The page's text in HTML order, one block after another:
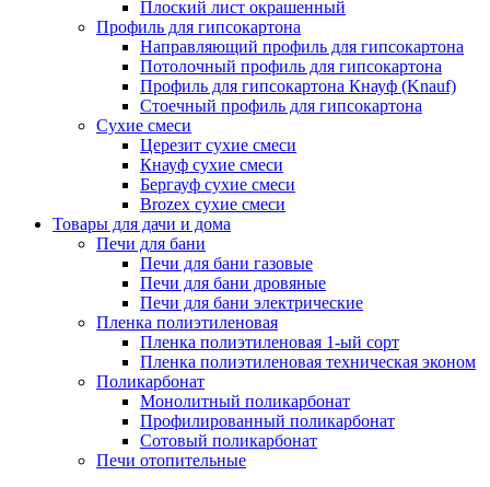
Плоский лист окрашенный
Профиль для гипсокартона
Направляющий профиль для гипсокартона
Потолочный профиль для гипсокартона
Профиль для гипсокартона Кнауф (Knauf)
Стоечный профиль для гипсокартона
Сухие смеси
Церезит сухие смеси
Кнауф сухие смеси
Бергауф сухие смеси
Brozex сухие смеси
Товары для дачи и дома
Печи для бани
Печи для бани газовые
Печи для бани дровяные
Печи для бани электрические
Пленка полиэтиленовая
Пленка полиэтиленовая 1-ый сорт
Пленка полиэтиленовая техническая эконом
Поликарбонат
Монолитный поликарбонат
Профилированный поликарбонат
Сотовый поликарбонат
Печи отопительные